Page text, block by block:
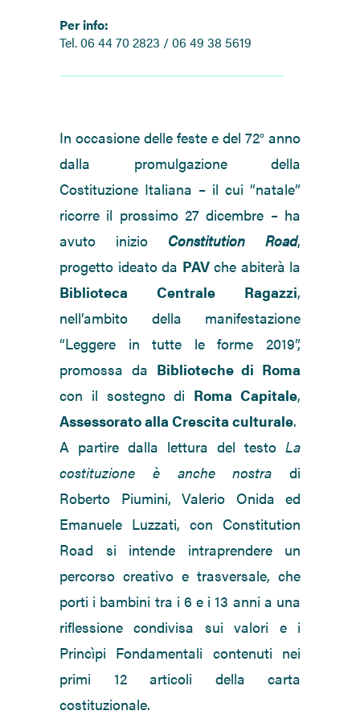
Per info:
Tel. 06 44 70 2823 / 06 49 38 5619
In occasione delle feste e del 72° anno
dalla promulgazione della
Costituzione Italiana – il cui “natale”
ricorre il prossimo 27 dicembre – ha
avuto inizio Constitution Road,
progetto ideato da PAVche abiterà la
Biblioteca Centrale Ragazzi,
nell’ambito della manifestazione
“Leggere in tutte le forme 2019”,
promossa da Biblioteche di Roma
con il sostegno di Roma Capitale,
Assessorato alla Crescita culturale.
A partire dalla lettura del testo La
costituzione è anche nostra di
Roberto Piumini, Valerio Onida ed
Emanuele Luzzati, con Constitution
Road si intende intraprendere un
percorso creativo e trasversale, che
porti i bambini tra i 6 e i 13 anni a una
riflessione condivisa sui valori e i
Princìpi Fondamentali contenuti nei
primi 12 articoli della carta
costituzionale.